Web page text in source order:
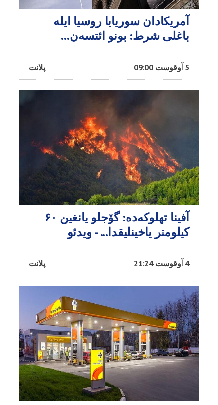
آمریکادان سوریایا روسیا ایله
باغلی شرط: بونو ائتسه‌ن...
پلانت 5 آوقوست 09:00
آفینا تهلوکه‌ده: گۆجلو یانغین ۶۰
کیلومتر یاخینلیقدا... - ویدئو
پلانت 4 آوقوست 21:24